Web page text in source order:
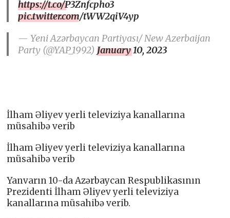
https://t.co/P3Znfcpho3
pic.twitter.com/tWW2qiV4yp
— Yeni Azərbaycan Partiyası/ New Azerbaijan
Party (@YAP_1992)January 10, 2023
İlham Əliyev yerli televiziya kanallarına
müsahibə verib
İlham Əliyev yerli televiziya kanallarına
müsahibə verib
Yanvarın 10-da Azərbaycan Respublikasının
Prezidenti İlham Əliyev yerli televiziya
kanallarına müsahibə verib.